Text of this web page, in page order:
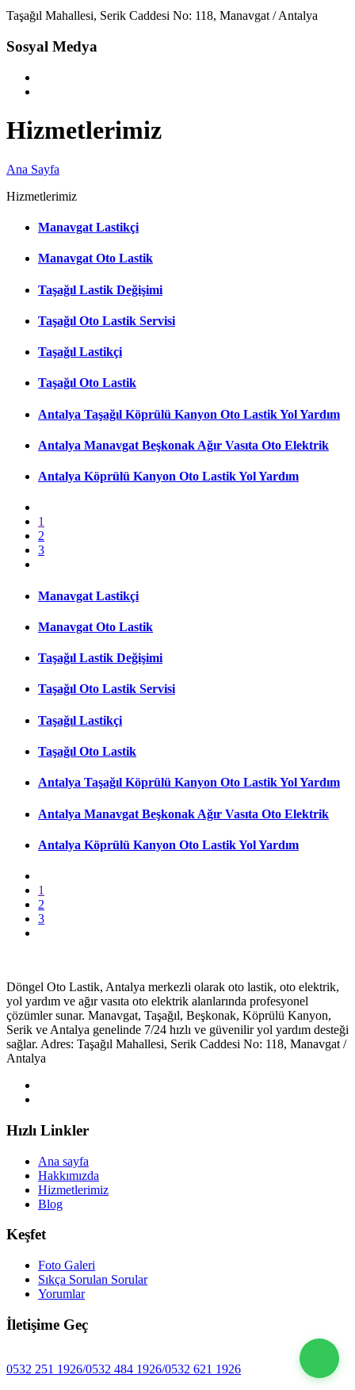
Taşağıl Mahallesi, Serik Caddesi No: 118, Manavgat / Antalya
Sosyal Medya
Hizmetlerimiz
Ana Sayfa
Hizmetlerimiz
Manavgat Lastikçi
Manavgat Oto Lastik
Taşağıl Lastik Değişimi
Taşağıl Oto Lastik Servisi
Taşağıl Lastikçi
Taşağıl Oto Lastik
Antalya Taşağıl Köprülü Kanyon Oto Lastik Yol Yardım
Antalya Manavgat Beşkonak Ağır Vasıta Oto Elektrik
Antalya Köprülü Kanyon Oto Lastik Yol Yardım
1
2
3
Manavgat Lastikçi
Manavgat Oto Lastik
Taşağıl Lastik Değişimi
Taşağıl Oto Lastik Servisi
Taşağıl Lastikçi
Taşağıl Oto Lastik
Antalya Taşağıl Köprülü Kanyon Oto Lastik Yol Yardım
Antalya Manavgat Beşkonak Ağır Vasıta Oto Elektrik
Antalya Köprülü Kanyon Oto Lastik Yol Yardım
1
2
3
Döngel Oto Lastik, Antalya merkezli olarak oto lastik, oto elektrik,
yol yardım ve ağır vasıta oto elektrik alanlarında profesyonel
çözümler sunar. Manavgat, Taşağıl, Beşkonak, Köprülü Kanyon,
Serik ve Antalya genelinde 7/24 hızlı ve güvenilir yol yardım desteği
sağlar. Adres: Taşağıl Mahallesi, Serik Caddesi No: 118, Manavgat /
Antalya
Hızlı Linkler
Ana sayfa
Hakkımızda
Hizmetlerimiz
Blog
Keşfet
Foto Galeri
Sıkça Sorulan Sorular
Yorumlar
İletişime Geç
0532 251 1926/0532 484 1926/0532 621 1926